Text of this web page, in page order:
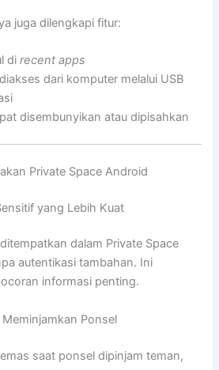
juga dilengkapi fitur:
direcent apps
dari komputer melalui USB
disembunyikan atau dipisahkan
Private Space Android
yang Lebih Kuat
dalam Private Space
autentikasi tambahan. Ini
informasi penting.
Meminjamkan Ponsel
saat ponsel dipinjam teman,